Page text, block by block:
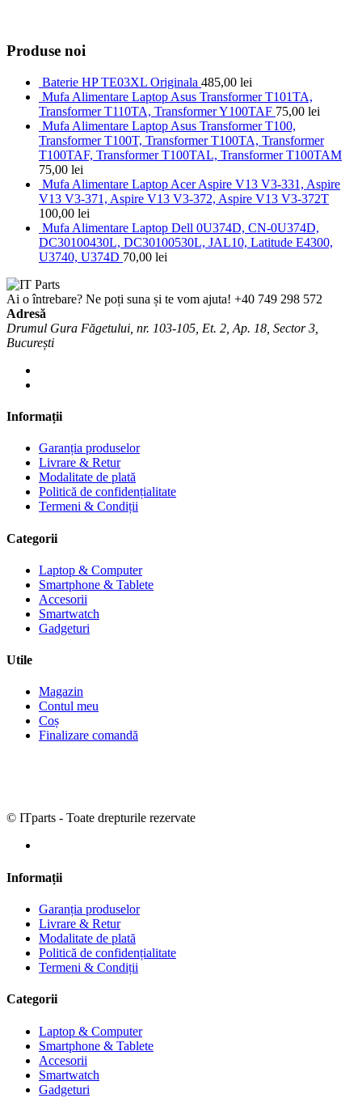
Produse noi
Baterie HP TE03XL Originala 485,00 lei
Mufa Alimentare Laptop Asus Transformer T101TA,
Transformer T110TA, Transformer Y100TAF 75,00 lei
Mufa Alimentare Laptop Asus Transformer T100,
Transformer T100T, Transformer T100TA, Transformer
T100TAF, Transformer T100TAL, Transformer T100TAM
75,00 lei
Mufa Alimentare Laptop Acer Aspire V13 V3-331, Aspire
V13 V3-371, Aspire V13 V3-372, Aspire V13 V3-372T
100,00 lei
Mufa Alimentare Laptop Dell 0U374D, CN-0U374D,
DC30100430L, DC30100530L, JAL10, Latitude E4300,
U3740, U374D 70,00 lei
Ai o întrebare? Ne poți suna și te vom ajuta! +40 749 298 572
Adresă
Drumul Gura Făgetului, nr. 103-105, Et. 2, Ap. 18, Sector 3,
București
Informații
Garanția produselor
Livrare & Retur
Modalitate de plată
Politică de confidențialitate
Termeni & Condiții
Categorii
Laptop & Computer
Smartphone & Tablete
Accesorii
Smartwatch
Gadgeturi
Utile
Magazin
Contul meu
Coș
Finalizare comandă
© ITparts - Toate drepturile rezervate
Informații
Garanția produselor
Livrare & Retur
Modalitate de plată
Politică de confidențialitate
Termeni & Condiții
Categorii
Laptop & Computer
Smartphone & Tablete
Accesorii
Smartwatch
Gadgeturi